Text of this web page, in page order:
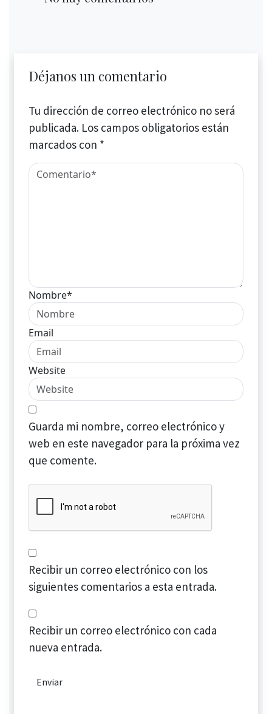
Déjanos un comentario
Tu dirección de correo electrónico no será
publicada. Los campos obligatorios están
marcados con *
Nombre*
Email
Website
Guarda mi nombre, correo electrónico y
web en este navegador para la próxima vez
que comente.
Recibir un correo electrónico con los
siguientes comentarios a esta entrada.
Recibir un correo electrónico con cada
nueva entrada.